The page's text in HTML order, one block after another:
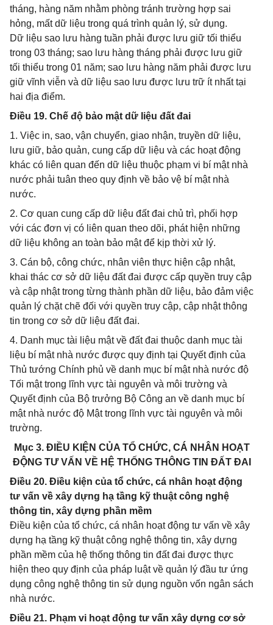
tháng, hàng năm nhằm phòng tránh trường hợp sai
hỏng, mất dữ liệu trong quá trình quản lý, sử dụng.
Dữ liệu sao lưu hàng tuần phải được lưu giữ tối thiểu
trong 03 tháng; sao lưu hàng tháng phải được lưu giữ
tối thiểu trong 01 năm; sao lưu hàng năm phải được lưu
giữ vĩnh viễn và dữ liệu sao lưu được lưu trữ ít nhất tại
hai địa điểm.
Điều 19. Chế độ bảo mật dữ liệu đất đai
1. Việc in, sao, vận chuyển, giao nhận, truyền dữ liệu,
lưu giữ, bảo quản, cung cấp dữ liệu và các hoạt động
khác có liên quan đến dữ liệu thuộc phạm vi bí mật nhà
nước phải tuân theo quy định về bảo vệ bí mật nhà
nước.
2. Cơ quan cung cấp dữ liệu đất đai chủ trì, phối hợp
với các đơn vị có liên quan theo dõi, phát hiện những
dữ liệu không an toàn bảo mật để kịp thời xử lý.
3. Cán bộ, công chức, nhân viên thực hiện cập nhật,
khai thác cơ sở dữ liệu đất đai được cấp quyền truy cập
và cập nhật trong từng thành phần dữ liệu, bảo đảm việc
quản lý chặt chẽ đối với quyền truy cập, cập nhật thông
tin trong cơ sở dữ liệu đất đai.
4. Danh mục tài liệu mật về đất đai thuộc danh mục tài
liệu bí mật nhà nước được quy định tại Quyết định của
Thủ tướng Chính phủ về danh mục bí mật nhà nước độ
Tối mật trong lĩnh vực tài nguyên và môi trường và
Quyết định của Bộ trưởng Bộ Công an về danh mục bí
mật nhà nước độ Mật trong lĩnh vực tài nguyên và môi
trường.
Mục 3. ĐIỀU KIỆN CỦA TỔ CHỨC, CÁ NHÂN HOẠT
ĐỘNG TƯ VẤN VỀ HỆ THỐNG THÔNG TIN ĐẤT ĐAI
Điều 20. Điều kiện của tổ chức, cá nhân hoạt động
tư vấn về xây dựng hạ tầng kỹ thuật công nghệ
thông tin, xây dựng phần mềm
Điều kiện của tổ chức, cá nhân hoạt động tư vấn về xây
dựng hạ tầng kỹ thuật công nghệ thông tin, xây dựng
phần mềm của hệ thống thông tin đất đai được thực
hiện theo quy định của pháp luật về quản lý đầu tư ứng
dụng công nghệ thông tin sử dụng nguồn vốn ngân sách
nhà nước.
Điều 21. Phạm vi hoạt động tư vấn xây dựng cơ sở